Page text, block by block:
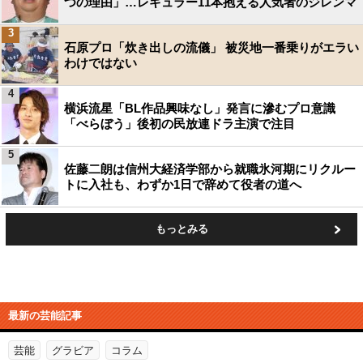
石原プロ「炊き出しの流儀」 被災地一番乗りがエラい
わけではない
3
横浜流星「BL作品興味なし」発言に滲むプロ意識
「べらぼう」後初の民放連ドラ主演で注目
4
佐藤二朗は信州大経済学部から就職氷河期にリクルー
トに入社も、わずか1日で辞めて役者の道へ
5
もっとみる
最新の芸能記事
芸能 グラビア コラム